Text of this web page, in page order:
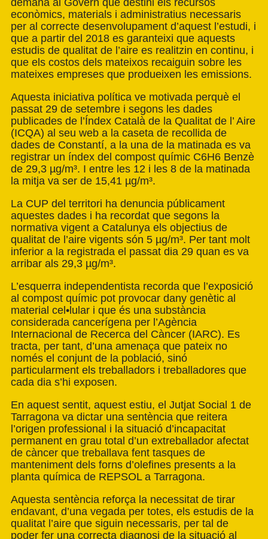
econòmics, materials i administratius necessaris
per al correcte desenvolupament d’aquest l’estudi, i
que a partir del 2018 es garanteixi que aquests
estudis de qualitat de l’aire es realitzin en continu, i
que els costos dels mateixos recaiguin sobre les
mateixes empreses que produeixen les emissions.
Aquesta iniciativa política ve motivada perquè el
passat 29 de setembre i segons les dades
publicades de l’Índex Català de la Qualitat de l’ Aire
(ICQA) al seu web a la caseta de recollida de
dades de Constantí, a la una de la matinada es va
registrar un índex del compost químic C6H6 Benzè
de 29,3 µg/m³. I entre les 12 i les 8 de la matinada
la mitja va ser de 15,41 µg/m³.
La CUP del territori ha denuncia públicament
aquestes dades i ha recordat que segons la
normativa vigent a Catalunya els objectius de
qualitat de l’aire vigents són 5 µg/m³. Per tant molt
inferior a la registrada el passat dia 29 quan es va
arribar als 29,3 µg/m³.
L’esquerra independentista recorda que l’exposició
al compost químic pot provocar dany genètic al
material cel•lular i que és una substància
considerada cancerígena per l’Agència
Internacional de Recerca del Càncer (IARC). Es
tracta, per tant, d’una amenaça que pateix no
només el conjunt de la població, sinó
particularment els treballadors i treballadores que
cada dia s’hi exposen.
En aquest sentit, aquest estiu, el Jutjat Social 1 de
Tarragona va dictar una sentència que reitera
l’origen professional i la situació d’incapacitat
permanent en grau total d’un extreballador afectat
de càncer que treballava fent tasques de
manteniment dels forns d’olefines presents a la
planta química de REPSOL a Tarragona.
Aquesta sentència reforça la necessitat de tirar
endavant, d’una vegada per totes, els estudis de la
qualitat l’aire que siguin necessaris, per tal de
poder fer una correcta diagnosi de la situació al